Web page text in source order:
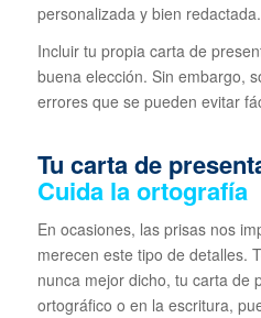
personalizada y bien redactada.
Incluir tu propia carta de
buena elección. Sin embargo,
errores que se pueden evitar
Tu carta de
Cuida la ortografía
En ocasiones, las prisas nos
merecen este tipo de detalles.
nunca mejor dicho, tu carta de
ortográfico o en la escritura,